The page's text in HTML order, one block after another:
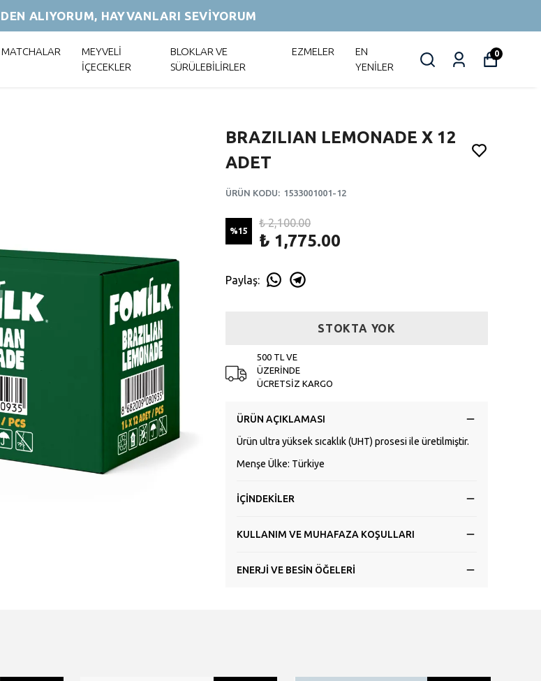
ALIYORUM, HAYVANLARI SEVİYORUM
MATCHALAR
MEYVELİ
İÇECEKLER
BLOKLAR VE
SÜRÜLEBİLİRLER
EZMELER
EN
YENİLER
0
BRAZILIAN LEMONADE X 12
ADET
ÜRÜN KODU: 1533001001-12
%15
₺ 2,100.00
₺ 1,775.00
Paylaş:
STOKTA YOK
500 TL VE
ÜZERİNDE
ÜCRETSİZ KARGO
ÜRÜN AÇIKLAMASI
Ürün ultra yüksek sıcaklık (UHT) prosesi ile üretilmiştir.
Menşe Ülke: Türkiye
İÇİNDEKİLER
KULLANIM VE MUHAFAZA KOŞULLARI
ENERJİ VE BESİN ÖĞELERİ